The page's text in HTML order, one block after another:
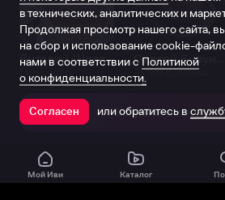
Виталий Шляппо
Продюсер Актёр дубляжа
Открыть в
Мой Иви Каталог
в технических, аналитических и
Продолжая просмотр нашего сайта,
на сбор и использование cookie-
нами в соответствии с Политикой
о конфиденциальности.
Согласен или обратитесь в